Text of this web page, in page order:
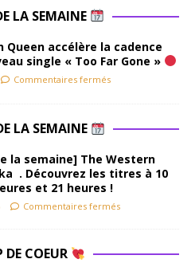
LA SEMAINE
Queen accélère la cadence
single « Too Far Gone »
Commentaires fermés
LA SEMAINE
la semaine] The Western
. Découvrez les titres à 10
et 21 heures !
Commentaires fermés
DE COEUR